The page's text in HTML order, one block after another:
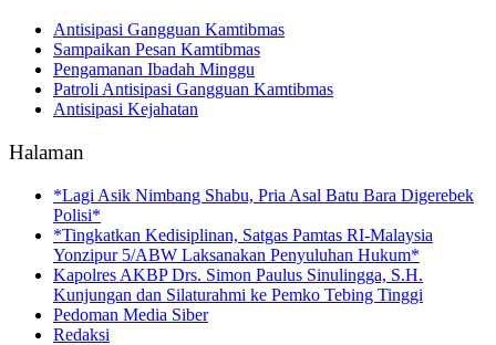
Antisipasi Gangguan Kamtibmas
Sampaikan Pesan Kamtibmas
Pengamanan Ibadah Minggu
Patroli Antisipasi Gangguan Kamtibmas
Antisipasi Kejahatan
Halaman
*Lagi Asik Nimbang Shabu, Pria Asal Batu Bara Digerebek
Polisi*
*Tingkatkan Kedisiplinan, Satgas Pamtas RI-Malaysia
Yonzipur 5/ABW Laksanakan Penyuluhan Hukum*
Kapolres AKBP Drs. Simon Paulus Sinulingga, S.H.
Kunjungan dan Silaturahmi ke Pemko Tebing Tinggi
Pedoman Media Siber
Redaksi